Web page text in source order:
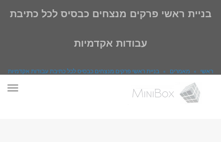
בניית ראשי פרקים מנצחים כבסיס לכל כתיבת
עבודות אקדמיות
ראשי » מאמרים » בניית ראשי פרקים מנצחים כבסיס לכל כתיבת עבודות אקדמיות